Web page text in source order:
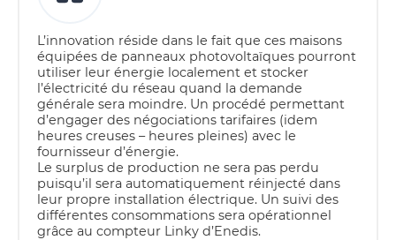
L’innovation réside dans le fait que ces maisons
équipées de panneaux photovoltaïques pourront
utiliser leur énergie localement et stocker
l’électricité du réseau quand la demande
générale sera moindre. Un procédé permettant
d’engager des négociations tarifaires (idem
heures creuses – heures pleines) avec le
fournisseur d’énergie.
Le surplus de production ne sera pas perdu
puisqu’il sera automatiquement réinjecté dans
leur propre installation électrique. Un suivi des
différentes consommations sera opérationnel
grâce au compteur Linky d’Enedis.